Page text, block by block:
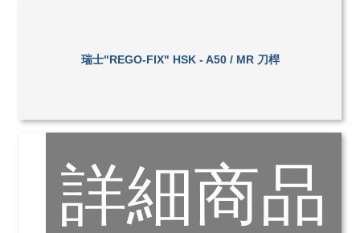
瑞士"REGO-FIX" HSK - A50 / MR 刀桿
詳細商品